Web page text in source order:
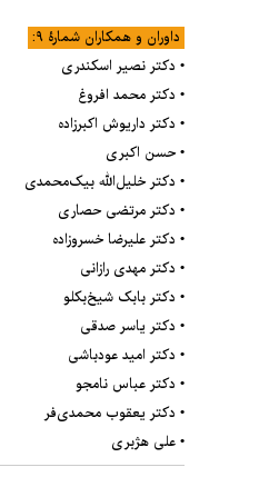
داوران و همکاران شمارۀ ۹:
• دکتر نصیر اسکندری
• دکتر محمد افروغ
• دکتر داریوش اکبرزاده
• حسن اکبری
• دکتر خلیل‌الله بیک‌محمدی
• دکتر مرتضی حصاری
• دکتر علیرضا خسروزاده
• دکتر مهدی رازانی
• دکتر بابک شیخ‌بکلو
• دکتر یاسر صدقی
• دکتر امید عودباشی
• دکتر عباس نامجو
• دکتر یعقوب محمدی‌فر
• علی هژبری